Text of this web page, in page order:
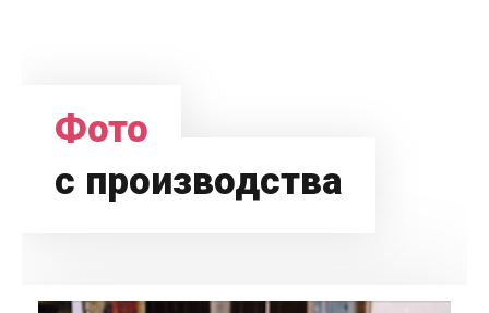
Фото
с производства